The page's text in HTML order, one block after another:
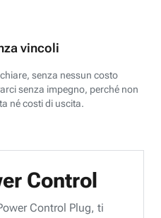
vincoli
senza nessun costo
senza impegno, perché non
né costi di uscita.
Control
Control Plug, ti